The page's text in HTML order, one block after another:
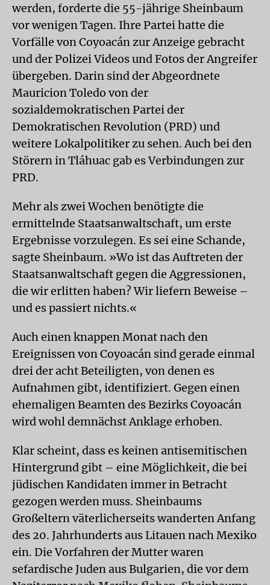
werden, forderte die 55-jährige Sheinbaum
vor wenigen Tagen. Ihre Partei hatte die
Vorfälle von Coyoacán zur Anzeige gebracht
und der Polizei Videos und Fotos der Angreifer
übergeben. Darin sind der Abgeordnete
Mauricion Toledo von der
sozialdemokratischen Partei der
Demokratischen Revolution (PRD) und
weitere Lokalpolitiker zu sehen. Auch bei den
Störern in Tláhuac gab es Verbindungen zur
PRD.
Mehr als zwei Wochen benötigte die
ermittelnde Staatsanwaltschaft, um erste
Ergebnisse vorzulegen. Es sei eine Schande,
sagte Sheinbaum. »Wo ist das Auftreten der
Staatsanwaltschaft gegen die Aggressionen,
die wir erlitten haben? Wir liefern Beweise –
und es passiert nichts.«
Auch einen knappen Monat nach den
Ereignissen von Coyoacán sind gerade einmal
drei der acht Beteiligten, von denen es
Aufnahmen gibt, identifiziert. Gegen einen
ehemaligen Beamten des Bezirks Coyoacán
wird wohl demnächst Anklage erhoben.
Klar scheint, dass es keinen antisemitischen
Hintergrund gibt – eine Möglichkeit, die bei
jüdischen Kandidaten immer in Betracht
gezogen werden muss. Sheinbaums
Großeltern väterlicherseits wanderten Anfang
des 20. Jahrhunderts aus Litauen nach Mexiko
ein. Die Vorfahren der Mutter waren
sefardische Juden aus Bulgarien, die vor dem